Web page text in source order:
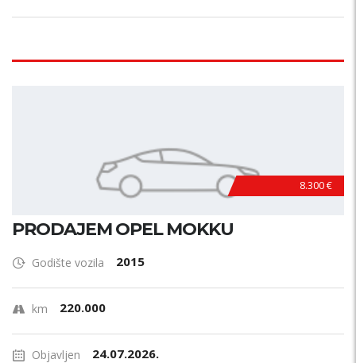
8.300 €
PRODAJEM OPEL MOKKU
Godište vozila 2015
km 220.000
Objavljen 24.07.2026.